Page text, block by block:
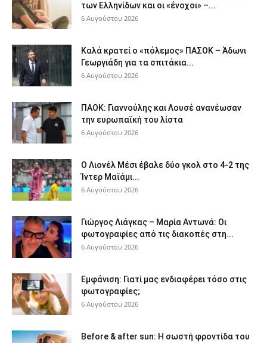
των Ελληνίδων και οι «ένοχοι» –...
6 Αυγούστου 2026
Καλά κρατεί ο «πόλεμος» ΠΑΣΟΚ – Άδωνι
Γεωργιάδη για τα σπιτάκια...
6 Αυγούστου 2026
ΠΑΟΚ: Γιαννούλης και Λουσέ ανανέωσαν
την ευρωπαϊκή του λίστα
6 Αυγούστου 2026
Ο Λιονέλ Μέσι έβαλε δύο γκολ στο 4-2 της
Ίντερ Μαϊάμι...
6 Αυγούστου 2026
Γιώργος Λιάγκας – Μαρία Αντωνά: Οι
φωτογραφίες από τις διακοπές στη...
6 Αυγούστου 2026
Εμφάνιση: Γιατί μας ενδιαφέρει τόσο στις
φωτογραφίες;
6 Αυγούστου 2026
Before & after sun: Η σωστή φροντίδα του